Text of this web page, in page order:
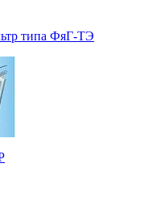
типа ФяГ-ТЭ